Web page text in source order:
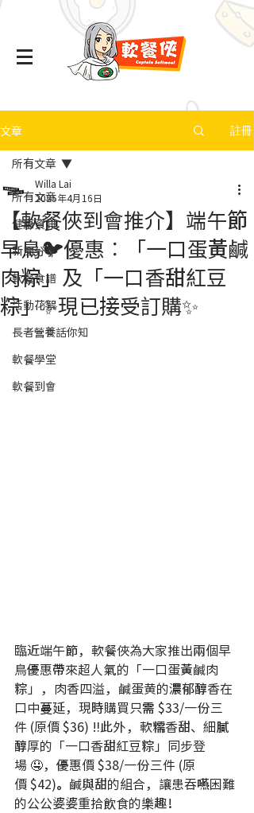
文章 註冊
所有文章
健康資訊
新聞分享
軟餐食譜
活動花絮
長者營養話你知
軟餐學堂
軟餐到會
所有文章
【軟餐俠到會推介】端午節
早鳥🐦優惠︰「一口蛋黃鹹
肉粽」及「一口香甜紅豆
粽」✨現已接受訂購✨
Willa Lai
2025年4月16日
臨近端午節，軟餐俠為大家推出兩個早
鳥優惠帶來超人氣的「一口蛋黃鹹肉
粽」，肉香四溢，鹹蛋黄的濃郁醇香在
口中蔓延，現時購買只需 $33/一份三
件 (原價 $36) ‼此外，軟糯香甜、細膩
醇厚的「一口香甜紅豆粽」同步登
場 🤤，優惠價 $38/一份三件 (原
價 $42)。鹹與甜的組合，讓患吞嚥困難
的公公婆婆重拾飲食的樂趣！